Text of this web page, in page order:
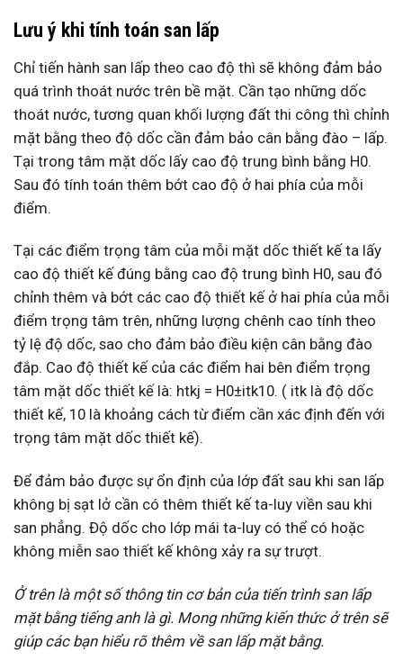
Lưu ý khi tính toán san lấp
Chỉ tiến hành san lấp theo cao độ thì sẽ không đảm bảo
quá trình thoát nước trên bề mặt. Cần tạo những dốc
thoát nước, tương quan khối lượng đất thi công thì chỉnh
mặt bằng theo độ dốc cần đảm bảo cân bằng đào – lấp.
Tại trong tâm mặt dốc lấy cao độ trung bình bằng H0.
Sau đó tính toán thêm bớt cao độ ở hai phía của mỗi
điểm.
Tại các điểm trọng tâm của mỗi mặt dốc thiết kế ta lấy
cao độ thiết kế đúng bằng cao độ trung bình H0, sau đó
chỉnh thêm và bớt các cao độ thiết kế ở hai phía của mỗi
điểm trọng tâm trên, những lượng chênh cao tính theo
tỷ lệ độ dốc, sao cho đảm bảo điều kiện cân bằng đào
đắp. Cao độ thiết kế của các điểm hai bên điểm trọng
tâm mặt dốc thiết kế là: htkj = H0±itk10. ( itk là độ dốc
thiết kế, 10 là khoảng cách từ điểm cần xác định đến với
trọng tâm mặt dốc thiết kế).
Để đảm bảo được sự ổn định của lớp đất sau khi san lấp
không bị sạt lở cần có thêm thiết kế ta-luy viền sau khi
san phẳng. Độ dốc cho lớp mái ta-luy có thể có hoặc
không miễn sao thiết kế không xảy ra sự trượt.
Ở trên là một số thông tin cơ bản của tiến trình san lấp
mặt bằng tiếng anh là gì. Mong những kiến thức ở trên sẽ
giúp các bạn hiểu rõ thêm về san lấp mặt bằng.